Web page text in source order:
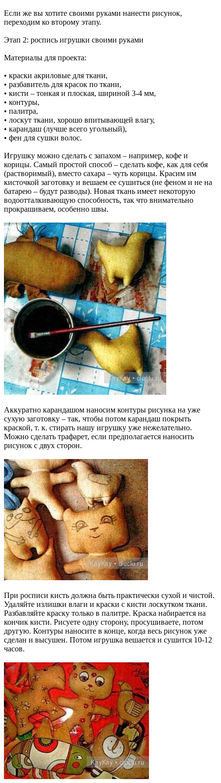
Если же вы хотите своими руками нанести рисунок,
переходим ко второму этапу.
Этап 2: роспись игрушки своими руками
Материалы для проекта:
• краски акриловые для ткани,
• разбавитель для красок по ткани,
• кисти – тонкая и плоская, шириной 3-4 мм,
• контуры,
• палитра,
• лоскут ткани, хорошо впитывающей влагу,
• карандаш (лучше всего угольный),
• фен для сушки волос.
Игрушку можно сделать с запахом – например, кофе и
корицы. Самый простой способ – сделать кофе, как для себя
(растворимый), вместо сахара – чуть корицы. Красим им
кисточкой заготовку и вешаем ее сушиться (не феном и не на
батарею – будут разводы). Новая ткань имеет некоторую
водоотталкивающую способность, так что внимательно
прокрашиваем, особенно швы.
Аккуратно карандашом наносим контуры рисунка на уже
сухую заготовку – так, чтобы потом карандаш покрыть
краской, т. к. стирать нашу игрушку уже нежелательно.
Можно сделать трафарет, если предполагается наносить
рисунок с двух сторон.
При росписи кисть должна быть практически сухой и чистой.
Удаляйте излишки влаги и краски с кисти лоскутком ткани.
Разбавляйте краску только в палитре. Краска набирается на
кончик кисти. Рисуете одну сторону, просушиваете, потом
другую. Контуры наносите в конце, когда весь рисунок уже
сделан и высушен. Потом игрушка вешается и сушится 10-12
часов.